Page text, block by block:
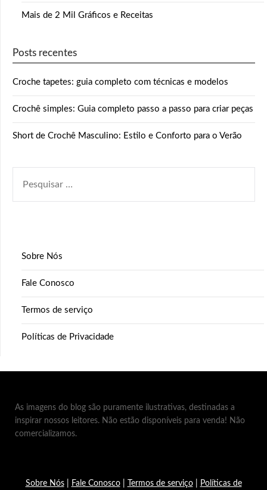
Mais de 2 Mil Gráficos e Receitas
Posts recentes
Croche tapetes: guia completo com técnicas e modelos
Crochê simples: Guia completo passo a passo para criar peças
Short de Crochê Masculino: Estilo e Conforto para o Verão
POR:
Sobre Nós
Fale Conosco
Termos de serviço
Políticas de Privacidade
As imagens do blog são puramente ilustrativas, destinadas a
inspirar nossos leitores. Não estão disponíveis para venda! Não
comercializamos.
Sobre Nós| Fale Conosco| Termos de serviço| Políticas de